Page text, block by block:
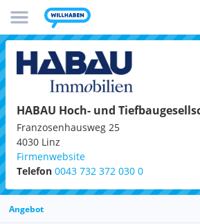
HABAU Hoch- und
Franzosenhausweg 25
4030 Linz
Firmenwebsite
Telefon 0043 732 372 030 0
Angebot